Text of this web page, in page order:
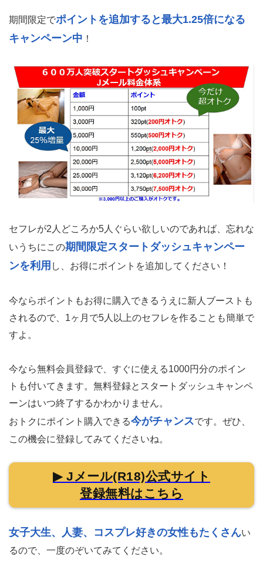
期間限定でポイントを追加すると最大1.25倍になる
キャンペーン中 ！
セフレが2人どころか5人ぐらい欲しいのであれば、忘れな
いうちにこの期間限定スタートダッシュキャンペー
ンを利用 し、お得にポイントを追加してください！
今ならポイントもお得に購入できるうえに新人ブーストも
されるので、1ヶ月で5人以上のセフレを作ることも簡単で
すよ。
今なら無料会員登録で、すぐに使える1000円分のポイン
トも付いてきます。 無料登録とスタートダッシュキャンペ
ーンはいつ終了するかわかりません。
おトクにポイント購入できる今がチャンスです。ぜひ、
この機会に登録してみてくださいね。
▶ Jメール(R18)公式サイト
登録無料はこちら
女子大生、人妻、コスプレ好きの女性もたくさんい
るので、一度のぞいてみてください。